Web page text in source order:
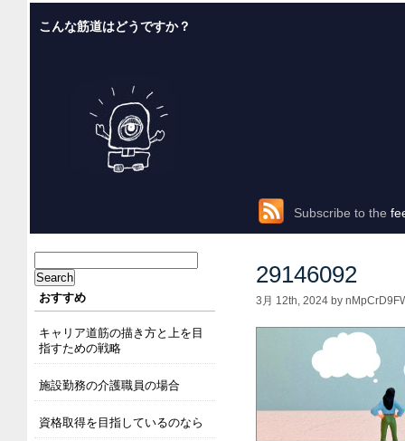
こんな筋道はどうですか？
Subscribe to the
おすすめ
キャリア道筋の描き方と上を目
指すための戦略
施設勤務の介護職員の場合
資格取得を目指しているのなら
29146092
3月 12th, 2024 by